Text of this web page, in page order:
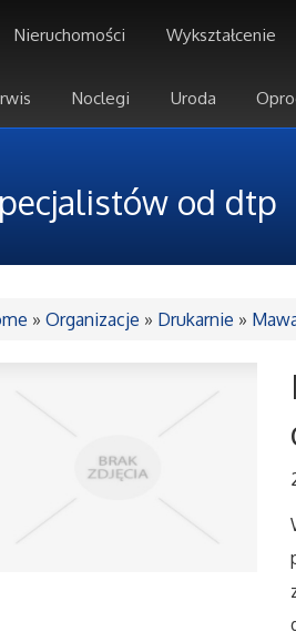
Nieruchomości Wykształcenie
Noclegi Uroda
od dtp
» Organizacje » Drukarnie »